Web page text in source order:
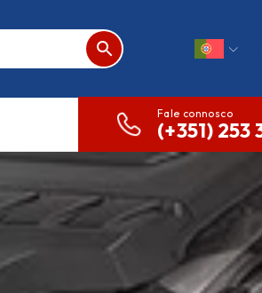
Fale connosco
(+351) 253